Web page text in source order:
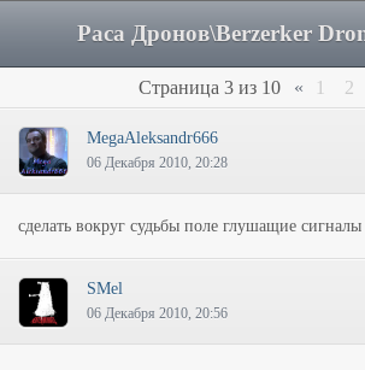
Страница 3 из 10 « 1 2
MegaAleksandr666
06 Декабря 2010, 20:28
сделать вокруг судьбы поле глушащие сигналы
SMel
06 Декабря 2010, 20:56